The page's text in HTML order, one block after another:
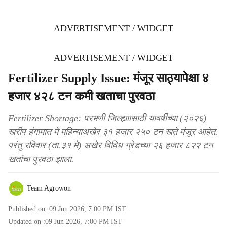
ADVERTISEMENT / WIDGET
ADVERTISEMENT / WIDGET
Fertilizer Supply Issue: मंजूर साठ्यापेक्षा ४
हजार ४२८ टन कमी खताचा पुरवठा
Fertilizer Shortage: परभणी जिल्ह्याासाठी यावर्षीच्या (२०२६)
खरीप हंगामात मे महिन्याअखेर ३१ हजार २५० टन खते मंजूर आहेत.
परंतु रविवार (ता.३१ मे) अखेर विविध ग्रेडच्या २६ हजार ८२२ टन
खतांचा पुरवठा झाला.
Team Agrowon
Published on :09 Jun 2026, 7:00 PM IST
Updated on :09 Jun 2026, 7:00 PM IST